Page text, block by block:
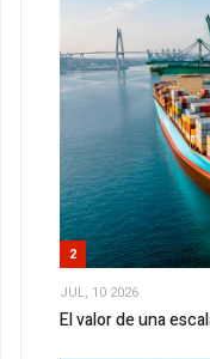
2
JUL, 10 2026
El valor de una